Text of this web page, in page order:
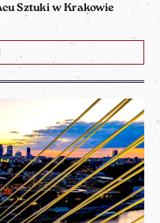
Sztuki w Krakowie